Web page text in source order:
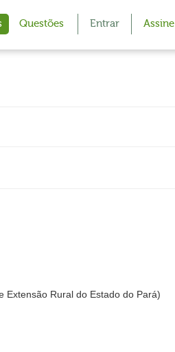
Questões Entrar Assine
Extensão Rural do Estado do Pará)